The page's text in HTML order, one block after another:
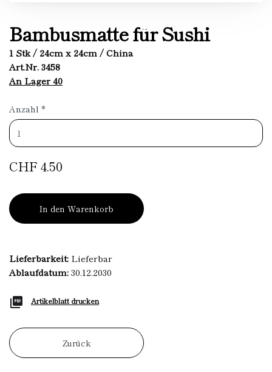
Bambusmatte für Sushi
1 Stk / 24cm x 24cm / China
Art.Nr. 3458
An Lager 40
Anzahl *
CHF 4.50
In den Warenkorb
Lieferbarkeit: Lieferbar
Ablaufdatum:30.12.2030
Artikelblatt drucken
Zurück